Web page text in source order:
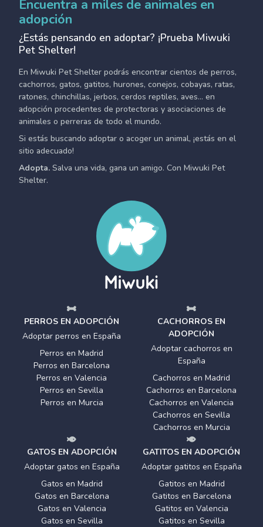
Encuentra a miles de animales en
adopción
¿Estás pensando en adoptar? ¡Prueba Miwuki
Pet Shelter!
En Miwuki Pet Shelter podrás encontrar cientos de perros,
cachorros, gatos, gatitos, hurones, conejos, cobayas, ratas,
ratones, chinchillas, jerbos, cerdos reptiles, aves... en
adopción procedentes de protectoras y asociaciones de
animales o perreras de todo el mundo.
Si estás buscando adoptar o acoger un animal, ¡estás en el
sitio adecuado!
Adopta. Salva una vida, gana un amigo. Con Miwuki Pet
Shelter.
PERROS EN ADOPCIÓN
Adoptar perros en España
Perros en Madrid
Perros en Barcelona
Perros en Valencia
Perros en Sevilla
Perros en Murcia
CACHORROS EN
ADOPCIÓN
Adoptar cachorros en
España
Cachorros en Madrid
Cachorros en Barcelona
Cachorros en Valencia
Cachorros en Sevilla
Cachorros en Murcia
GATOS EN ADOPCIÓN
Adoptar gatos en España
Gatos en Madrid
Gatos en Barcelona
Gatos en Valencia
Gatos en Sevilla
GATITOS EN ADOPCIÓN
Adoptar gatitos en España
Gatitos en Madrid
Gatitos en Barcelona
Gatitos en Valencia
Gatitos en Sevilla